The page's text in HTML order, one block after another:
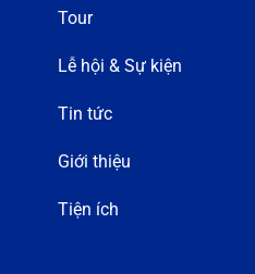
Tour
Lễ hội & Sự kiện
Tin tức
Giới thiệu
Tiện ích